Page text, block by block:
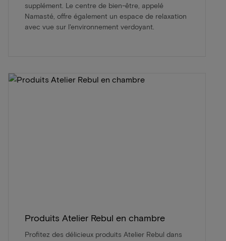
supplément. Le centre de bien-être, appelé
Namasté, offre également un espace de relaxation
avec vue sur l'environnement verdoyant.
Produits Atelier Rebul en chambre
Profitez des délicieux produits Atelier Rebul dans